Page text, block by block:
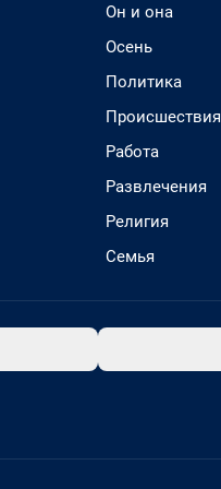
Он и она
Осень
Политика
Происшествия
Работа
Развлечения
Религия
Семья